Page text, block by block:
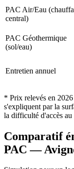
PAC Air/Eau
central)
PAC Géothermique
(sol/eau)
Entretien annuel
* Prix relevés en 2026
s'expliquent par la
la difficulté d'accès au
Comparatif
PAC —